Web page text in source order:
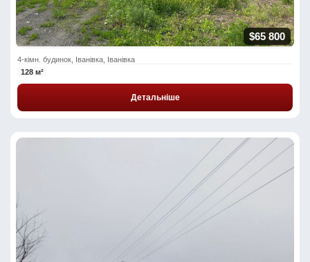
$65 800
4-кімн. будинок, Іванівка, Іванівка
128 м²
Детальніше